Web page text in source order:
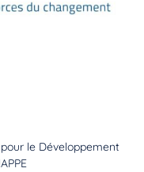
le Développement